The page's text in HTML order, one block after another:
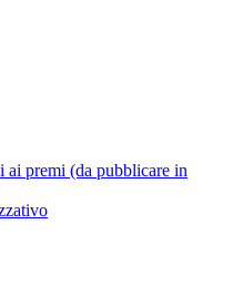
ai premi (da pubblicare in